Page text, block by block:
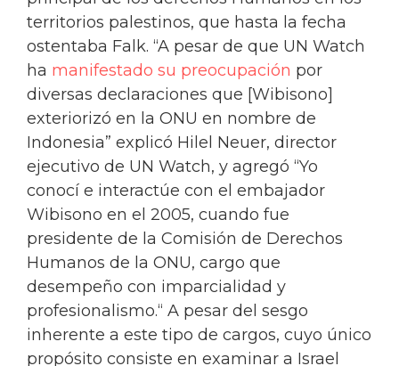
territorios palestinos, que hasta la fecha
ostentaba Falk. “A pesar de que UN Watch
ha manifestado su preocupación por
diversas declaraciones que [Wibisono]
exteriorizó en la ONU en nombre de
Indonesia” explicó Hilel Neuer, director
ejecutivo de UN Watch, y agregó “Yo
conocí e interactúe con el embajador
Wibisono en el 2005, cuando fue
presidente de la Comisión de Derechos
Humanos de la ONU, cargo que
desempeño con imparcialidad y
profesionalismo.“ A pesar del sesgo
inherente a este tipo de cargos, cuyo único
propósito consiste en examinar a Israel